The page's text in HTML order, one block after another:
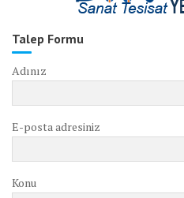
Talep Formu
Adınız
E-posta adresiniz
Konu